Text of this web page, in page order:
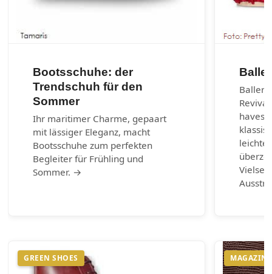
Bootsschuhe: der
Trendschuh für den
Sommer
Ihr maritimer Charme, gepaart
mit lässiger Eleganz, macht
Bootsschuhe zum perfekten
Begleiter für Frühling und
Sommer. →
haves
GREEN SHOES MAGAZIN